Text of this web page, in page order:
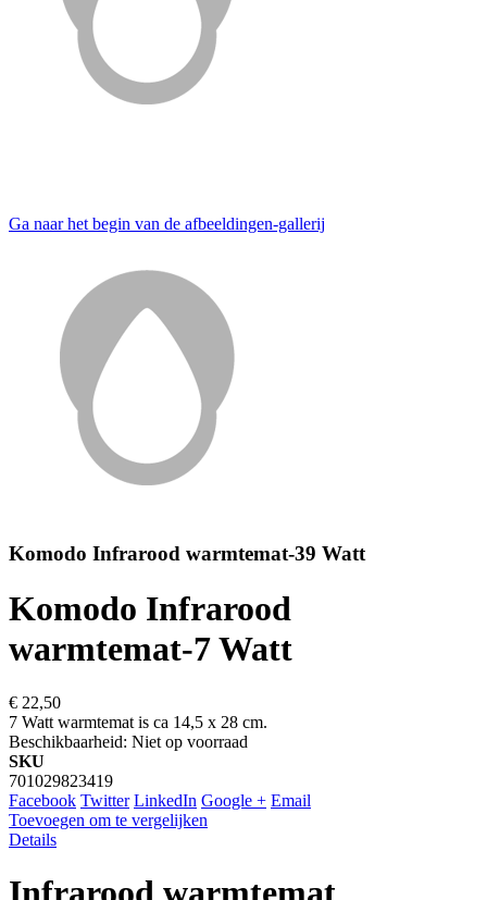
Ga naar het begin van de afbeeldingen-gallerij
Komodo Infrarood warmtemat-39 Watt
Komodo Infrarood
warmtemat-7 Watt
€ 22,50
7 Watt warmtemat is ca 14,5 x 28 cm.
Beschikbaarheid: Niet op voorraad
SKU
701029823419
Facebook Twitter LinkedIn Google + Email
Toevoegen om te vergelijken
Details